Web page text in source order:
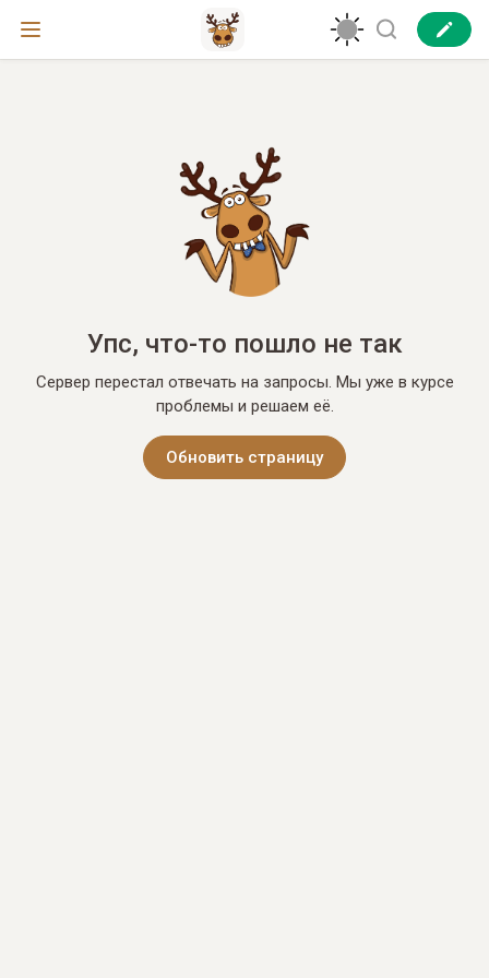
Упс, что-то пошло не так
Сервер перестал отвечать на запросы. Мы уже в курсе
проблемы и решаем её.
Обновить страницу